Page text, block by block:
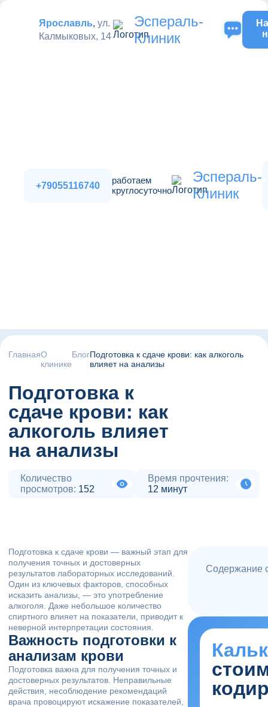
Ярославль,ул.
Калмыковых, 14
Эспераль-
Клиник
+79055116740
работаем
круглосуточно
Эспераль-
Клиник
ГлавнаяО
клинике
БлогПодготовка к сдаче крови: как алкоголь
влияет на анализы
Подготовка к
сдаче крови: как
алкоголь влияет
на анализы
Количество
просмотров: 152
Время прочтения:
12 минут
Подготовка к сдаче крови — важный этап для
получения точных и достоверных
результатов лабораторных исследований.
Один из ключевых факторов, способных
исказить анализы, — это употребление
алкоголя. Даже небольшое количество
спиртного влияет на показатели, приводит к
неверной интерпретации состояния.
Важность подготовки к
анализам крови
Подготовка важна для получения точных и
достоверных результатов. Неправильные
действия, несоблюдение рекомендаций
врача провоцируют искажение показателей,
Содержание